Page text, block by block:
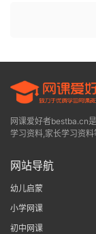
网课爱好者bestba.cn
学习资料,家长学习资
网站导航
幼儿启蒙
小学网课
初中网课